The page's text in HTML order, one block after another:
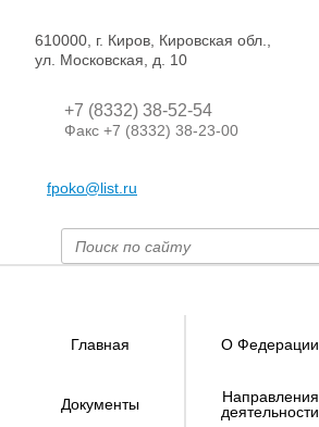
610000, г. Киров, Кировская обл.,
ул. Московская, д. 10
+7 (8332) 38-52-54
Факс +7 (8332) 38-23-00
fpoko@list.ru
Главная О Федерации
Документы
Направления
деятельности